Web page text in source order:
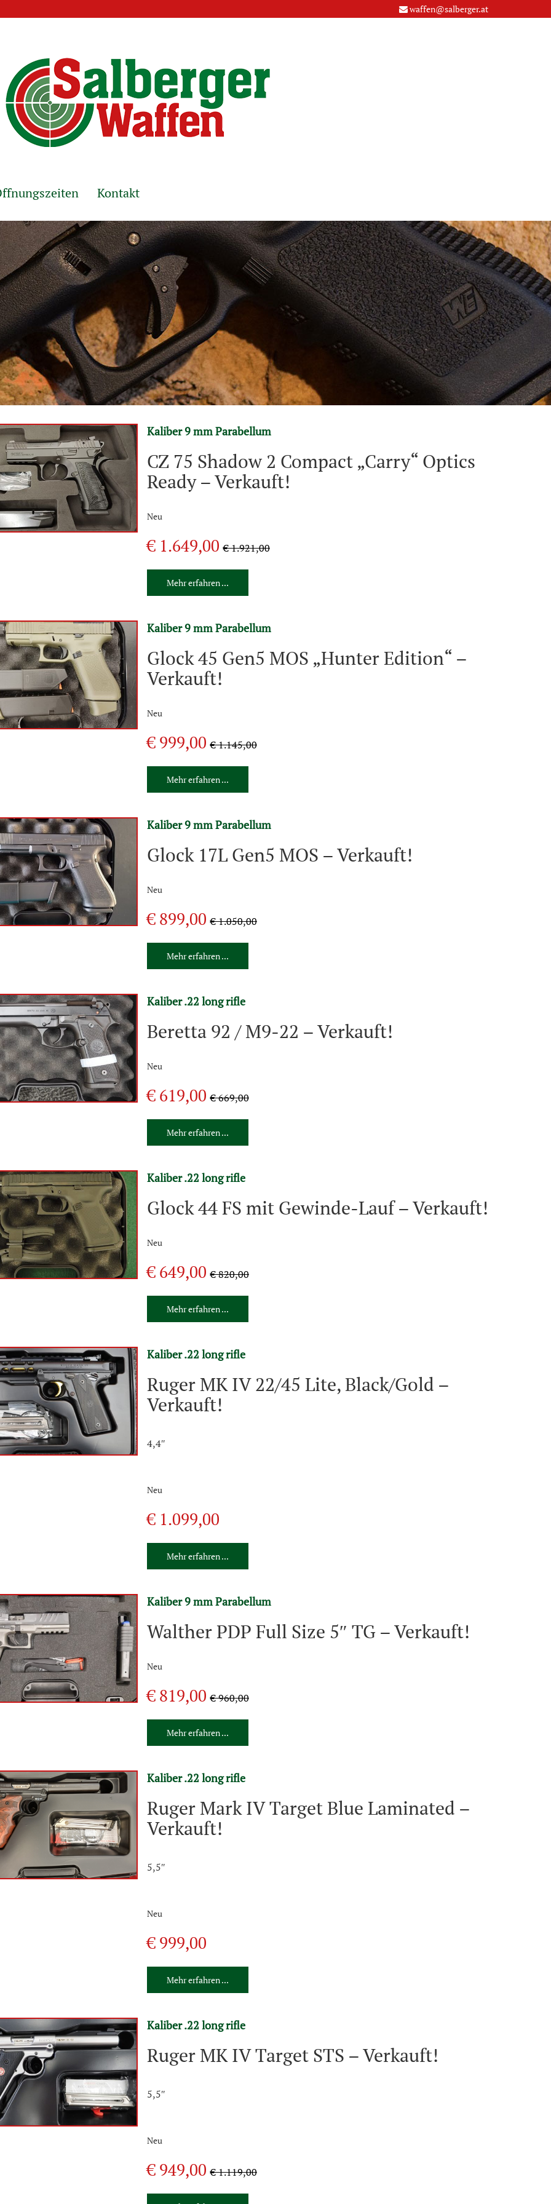
waffen@salberger.at
Kontakt
Kaliber 9 mm Parabellum
CZ 75 Shadow 2 Compact „Carry“ Optics
Ready – Verkauft!
Neu
€ 1.649,00€ 1.921,00
Mehr erfahren ...
Kaliber 9 mm Parabellum
Glock 45 Gen5 MOS „Hunter Edition“ –
Verkauft!
Neu
€ 999,00€ 1.145,00
Mehr erfahren ...
Kaliber 9 mm Parabellum
Glock 17L Gen5 MOS – Verkauft!
Neu
€ 899,00€ 1.050,00
Mehr erfahren ...
Kaliber .22 long rifle
Beretta 92 / M9-22 – Verkauft!
Neu
€ 619,00€ 669,00
Mehr erfahren ...
Kaliber .22 long rifle
Glock 44 FS mit Gewinde-Lauf – Verkauft!
Neu
€ 649,00€ 820,00
Mehr erfahren ...
Kaliber .22 long rifle
Ruger MK IV 22/45 Lite, Black/Gold –
Verkauft!
4,4″
Neu
€ 1.099,00
Mehr erfahren ...
Kaliber 9 mm Parabellum
Walther PDP Full Size 5″ TG – Verkauft!
Neu
€ 819,00€ 960,00
Mehr erfahren ...
Kaliber .22 long rifle
Ruger Mark IV Target Blue Laminated –
Verkauft!
5,5″
Neu
€ 999,00
Mehr erfahren ...
Kaliber .22 long rifle
Ruger MK IV Target STS – Verkauft!
5,5″
Neu
€ 949,00€ 1.119,00